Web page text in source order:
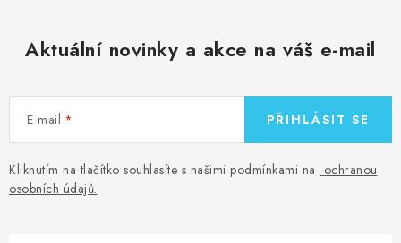
Aktuální novinky a akce na váš e-mail
E-mail
Kliknutím na tlačítko souhlasíte s našimi podmínkami na ochranou
osobních údajů.
PŘIHLÁSIT SE